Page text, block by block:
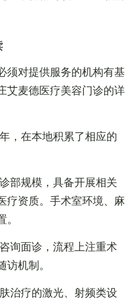
须对提供服务的机构有基
艾麦德医疗美容门诊的详
，在本地积累了相应的
部规模，具备开展相关
疗资质。手术室环境、麻
询面诊，流程上注重术
机制。
治疗的激光、射频类设